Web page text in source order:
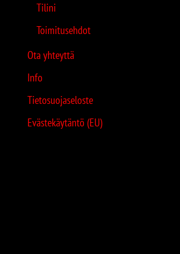
Tilini
Toimitusehdot
Ota yhteyttä
Info
Tietosuojaseloste
Evästekäytäntö (EU)